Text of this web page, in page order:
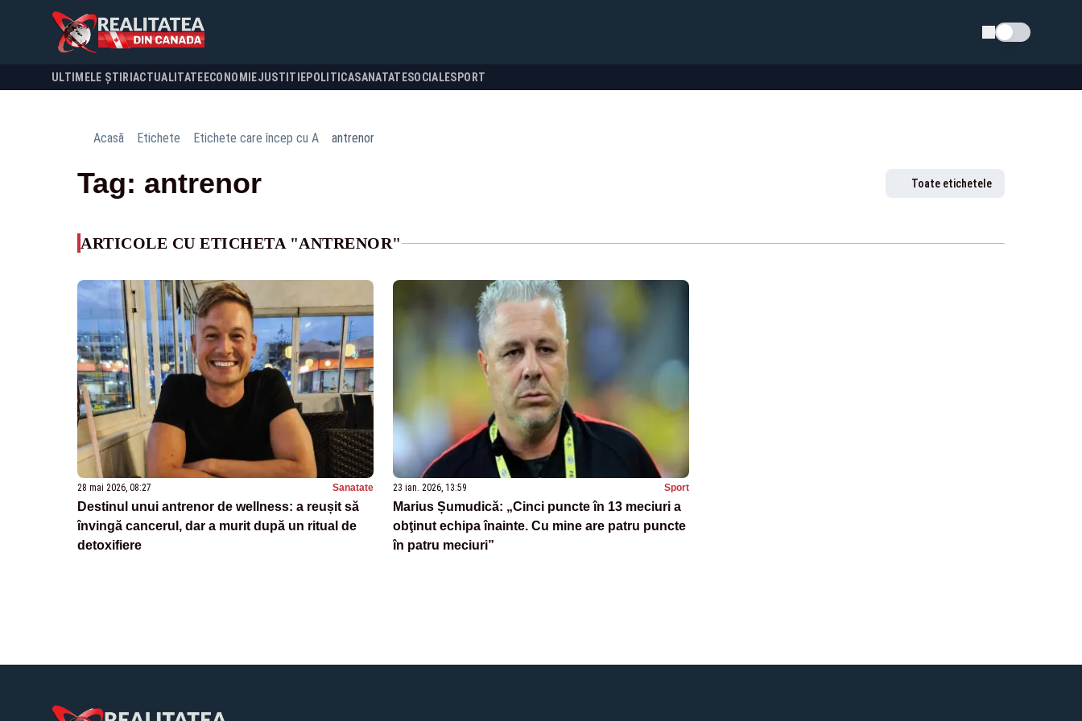
Schimba tema
ULTIMELE ȘTIRI ACTUALITATE ECONOMIEJUSTITIEPOLITICASANATATESOCIALESPORT
Acasă Etichete Etichete care încep cu A antrenor
Tag: antrenor Toate etichetele
ARTICOLE CU ETICHETA "ANTRENOR"
28 mai 2026, 08:27 Sanatate
Destinul unui antrenor de wellness: a reușit să
învingă cancerul, dar a murit după un ritual de
detoxifiere
23 ian. 2026, 13:59 Sport
Marius Șumudică: „Cinci puncte în 13 meciuri a
obţinut echipa înainte. Cu mine are patru puncte
în patru meciuri”